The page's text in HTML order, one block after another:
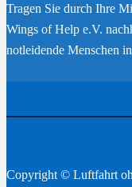
Tragen Sie durch Ihre
Wings of Help e.V.
notleidende Menschen
Copyright © Luftfahrt